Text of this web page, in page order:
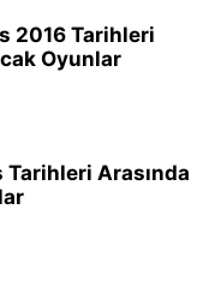
2016 Tarihleri
Oyunlar
Arasında